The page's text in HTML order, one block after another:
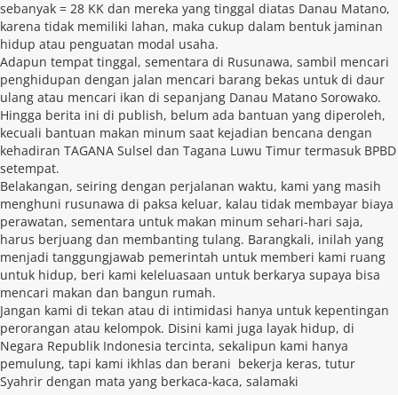
sebanyak = 28 KK dan mereka yang tinggal diatas Danau Matano,
karena tidak memiliki lahan, maka cukup dalam bentuk jaminan
hidup atau penguatan modal usaha.
Adapun tempat tinggal, sementara di Rusunawa, sambil mencari
penghidupan dengan jalan mencari barang bekas untuk di daur
ulang atau mencari ikan di sepanjang Danau Matano Sorowako.
Hingga berita ini di publish, belum ada bantuan yang diperoleh,
kecuali bantuan makan minum saat kejadian bencana dengan
kehadiran TAGANA Sulsel dan Tagana Luwu Timur termasuk BPBD
setempat.
Belakangan, seiring dengan perjalanan waktu, kami yang masih
menghuni rusunawa di paksa keluar, kalau tidak membayar biaya
perawatan, sementara untuk makan minum sehari-hari saja,
harus berjuang dan membanting tulang. Barangkali, inilah yang
menjadi tanggungjawab pemerintah untuk memberi kami ruang
untuk hidup, beri kami keleluasaan untuk berkarya supaya bisa
mencari makan dan bangun rumah.
Jangan kami di tekan atau di intimidasi hanya untuk kepentingan
perorangan atau kelompok. Disini kami juga layak hidup, di
Negara Republik Indonesia tercinta, sekalipun kami hanya
pemulung, tapi kami ikhlas dan berani bekerja keras, tutur
Syahrir dengan mata yang berkaca-kaca, salamaki